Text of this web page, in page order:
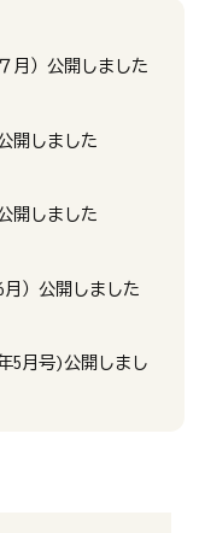
月）公開しました
開しました
開しました
）公開しました
5月号)公開しまし